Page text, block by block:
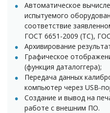
Автоматическое
испытуемого
соответствие
ГОСТ 6651-2009 (ТС),
Архивирование
Графическое
(функция даталоггера);
Передача данных
компьютер через USB-
Создание и вывод на
работе с внешним ПО.